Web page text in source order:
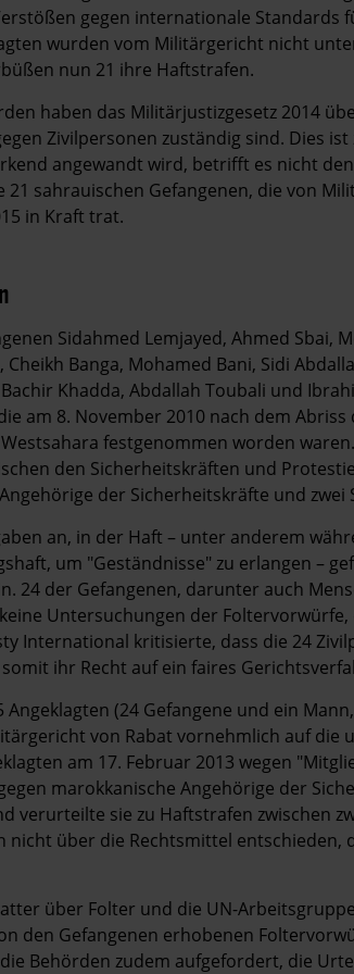
gegen internationale Standards
wurden vom Militärgericht nicht
nun 21 ihre Haftstrafen.
haben das Militärjustizgesetz 2014
Zivilpersonen zuständig sind. Dies
angewandt wird, betrifft es nicht
sahrauischen Gefangenen, die von
in Kraft trat.
Sidahmed Lemjayed, Ahmed Sbai,
Cheikh Banga, Mohamed Bani, Sidi
Khadda, Abdallah Toubali und
am 8. November 2010 nach dem
festgenommen worden
den Sicherheitskräften und
der Sicherheitskräfte und zwei
an, in der Haft – unter anderem
um "Geständnisse" zu erlangen –
24 der Gefangenen, darunter auch
Untersuchungen der Foltervorwürfe,
International kritisierte, dass die 24
ihr Recht auf ein faires
(24 Gefangene und ein
von Rabat vornehmlich auf die
am 17. Februar 2013 wegen
marokkanische Angehörige der
verurteilte sie zu Haftstrafen zwischen
nicht über die Rechtsmittel entschieden,
über Folter und die UN-
den Gefangenen erhobenen
Behörden zudem aufgefordert, die